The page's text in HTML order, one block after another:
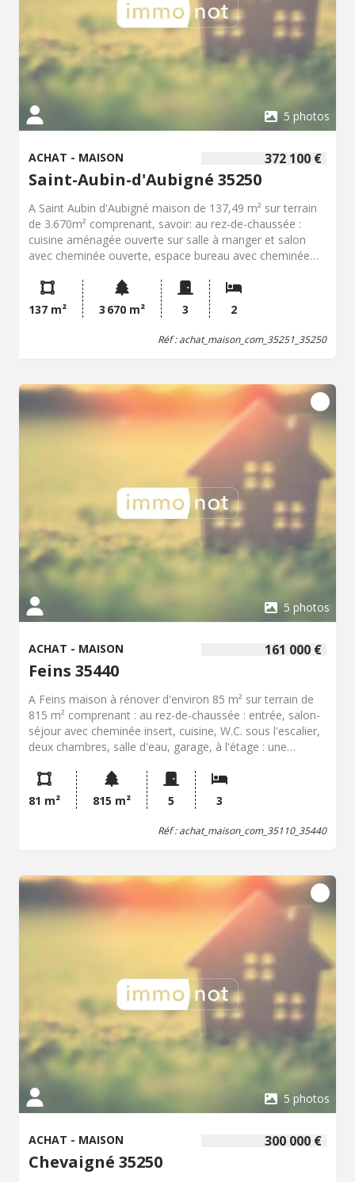
5 photos
372 100 €
ACHAT - MAISON
Saint-Aubin-d'Aubigné 35250
A Saint Aubin d'Aubigné maison de 137,49 m² sur terrain
de 3.670m² comprenant, savoir: au rez-de-chaussée :
cuisine aménagée ouverte sur salle à manger et salon
avec cheminée ouverte, espace bureau avec cheminée
desservant deux chambres, W.C. avec lave mains,
Dépendance : ancienne grange attenante avec espace
chaufferie. Garage avec cave et grenier sur le dessus.
Dépendance attenante non communicante. Verger.
énergétique B (97) ; A (3). Prix net vendeur : 360.000,00
EUR + hono. négo : 12.100,00 EUR
137 m² 3 670 m² 3 2
Réf : achat_maison_com_35251_35250
5 photos
161 000 €
ACHAT - MAISON
Feins 35440
A Feins maison à rénover d'environ 85 m² sur terrain de
815 m² comprenant : au rez-de-chaussée : entrée, salon-
séjour avec cheminée insert, cuisine, W.C. sous l'escalier,
deux chambres, salle d'eau, garage, à l'étage : une
Assainissement non collectif non conforme. Classe
énergétique G (461) ; G (120). Prix net vendeur 155.000,00
EUR + hono. négo : 6.000,00 EUR
81 m² 815 m² 5 3
Réf : achat_maison_com_35110_35440
5 photos
300 000 €
ACHAT - MAISON
Chevaigné 35250